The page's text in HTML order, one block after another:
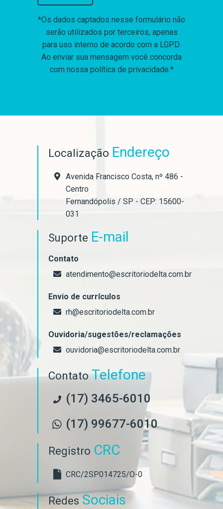
*Os dados captados nesse formulário não
serão utilizados por terceiros, apenas
para uso interno de acordo com a LGPD
Ao enviar sua mensagem você concorda
com nossa política de privacidade.*
Localização Endereço
Avenida Francisco Costa, nº 486 -
Centro
Fernandópolis / SP - CEP: 15600-
031
Suporte E-mail
Contato
atendimento@escritoriodelta.com.br
Envio de currículos
rh@escritoriodelta.com.br
Ouvidoria/sugestões/reclamações
ouvidoria@escritoriodelta.com.br
ContatoTelefone
(17) 3465-6010
(17) 99677-6010
Registro CRC
CRC/2SP014725/O-0
Redes Sociais